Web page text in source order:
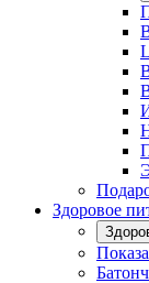
Здоровое